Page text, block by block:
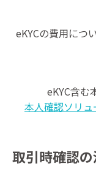
eKYCの費用につ
eKYC含む
本人確認ソリ
取引時確認